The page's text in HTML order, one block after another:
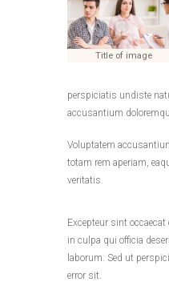
Title of image
perspiciatis undiste
accusantium
Voluptatem
totam rem aperiam,
veritatis.
Excepteur sint
in culpa qui officia
laborum. Sed ut
error sit.